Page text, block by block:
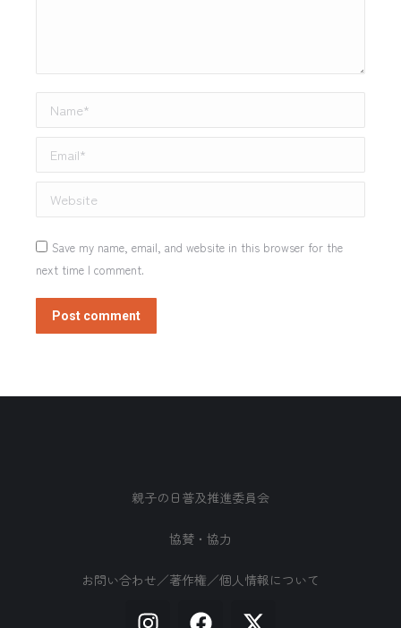
Name *
Email *
Website
Save my name, email, and website in this browser for the
next time I comment.
Post comment
親子の日普及推進委員会
協賛・協力
お問い合わせ／著作権／個人情報について